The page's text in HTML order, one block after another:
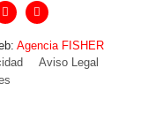
Agencia FISHER
Aviso Legal